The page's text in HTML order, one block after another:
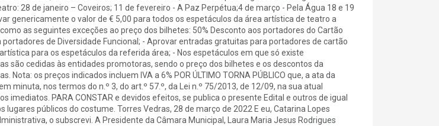
28 de janeiro – Coveiros; 11 de fevereiro - A Paz Perpétua;4 de março - Pela Água 18 e 19
genericamente o valor de € 5,00 para todos os espetáculos da área artística de teatro a
as seguintes exceções ao preço dos bilhetes: 50% Desconto aos portadores do Cartão
de Diversidade Funcional; - Aprovar entradas gratuitas para portadores de cartão
para os espetáculos da referida área; - Nos espetáculos em que só existe
são cedidas às entidades promotoras, sendo o preço dos bilhetes e os descontos da
Nota: os preços indicados incluem IVA a 6% POR ÚLTIMO TORNA PÚBLICO que, a ata da
minuta, nos termos do n.º 3, do art.º 57.º, da Lei n.º 75/2013, de 12/09, na sua atual
imediatos. PARA CONSTAR e devidos efeitos, se publica o presente Edital e outros de igual
lugares públicos do costume. Torres Vedras, 28 de março de 2022 E eu, Catarina Lopes
o subscrevi. A Presidente da Câmara Municipal, Laura Maria Jesus Rodrigues